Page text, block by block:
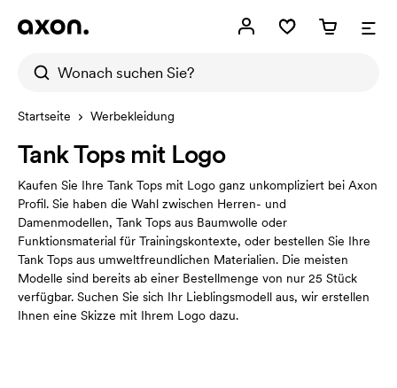
Startseite Werbekleidung
Tank Tops mit Logo
Kaufen Sie Ihre Tank Tops mit Logo ganz unkompliziert bei Axon
Profil. Sie haben die Wahl zwischen Herren- und
Damenmodellen, Tank Tops aus Baumwolle oder
Funktionsmaterial für Trainingskontexte, oder bestellen Sie Ihre
Tank Tops aus umweltfreundlichen Materialien. Die meisten
Modelle sind bereits ab einer Bestellmenge von nur 25 Stück
verfügbar. Suchen Sie sich Ihr Lieblingsmodell aus, wir erstellen
Ihnen eine Skizze mit Ihrem Logo dazu.